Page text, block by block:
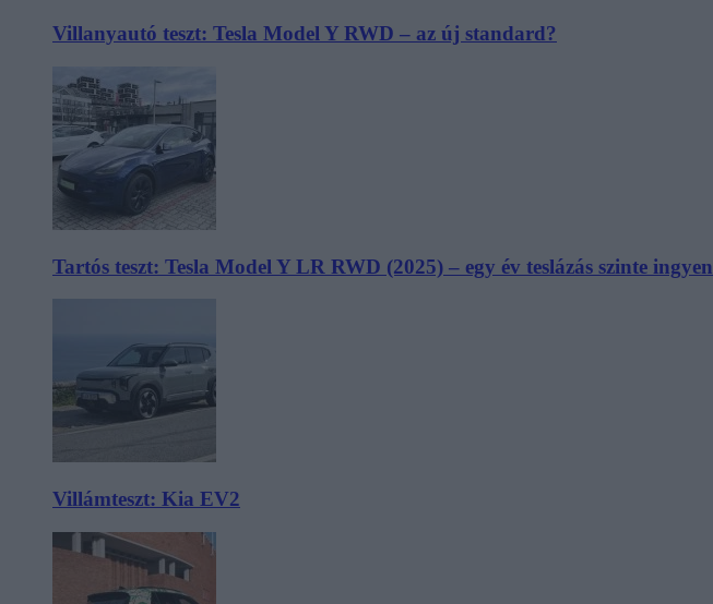
Villanyautó teszt: Tesla Model Y RWD – az új standard?
Tartós teszt: Tesla Model Y LR RWD (2025) – egy év teslázás szinte ingyen
Villámteszt: Kia EV2